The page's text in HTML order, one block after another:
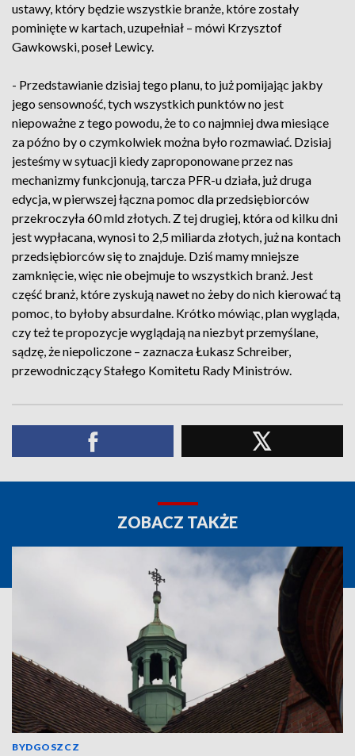
ustawy, który będzie wszystkie branże, które zostały
pominięte w kartach, uzupełniał – mówi Krzysztof
Gawkowski, poseł Lewicy.
- Przedstawianie dzisiaj tego planu, to już pomijając jakby
jego sensowność, tych wszystkich punktów no jest
niepoważne z tego powodu, że to co najmniej dwa miesiące
za późno by o czymkolwiek można było rozmawiać. Dzisiaj
jesteśmy w sytuacji kiedy zaproponowane przez nas
mechanizmy funkcjonują, tarcza PFR-u działa, już druga
edycja, w pierwszej łączna pomoc dla przedsiębiorców
przekroczyła 60 mld złotych. Z tej drugiej, która od kilku dni
jest wypłacana, wynosi to 2,5 miliarda złotych, już na kontach
przedsiębiorców się to znajduje. Dziś mamy mniejsze
zamknięcie, więc nie obejmuje to wszystkich branż. Jest
część branż, które zyskują nawet no żeby do nich kierować tą
pomoc, to byłoby absurdalne. Krótko mówiąc, plan wygląda,
czy też te propozycje wyglądają na niezbyt przemyślane,
sądzę, że niepoliczone – zaznacza Łukasz Schreiber,
przewodniczący Stałego Komitetu Rady Ministrów.
ZOBACZ TAKŻE
BYDGOSZCZ